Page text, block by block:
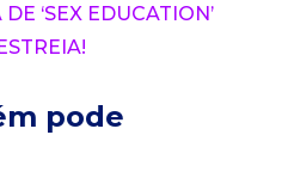
‘SEX EDUCATION’
pode